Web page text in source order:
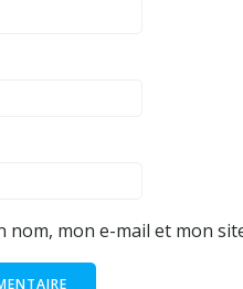
nom, mon e-mail et mon